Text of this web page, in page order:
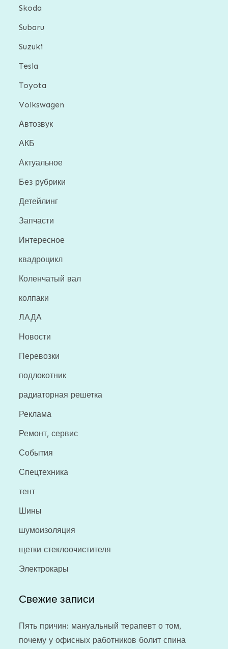
Skoda
Subaru
Suzuki
Tesla
Toyota
Volkswagen
Автозвук
АКБ
Актуальное
Без рубрики
Детейлинг
Запчасти
Интересное
квадроцикл
Коленчатый вал
колпаки
ЛАДА
Новости
Перевозки
подлокотник
радиаторная решетка
Реклама
Ремонт, сервис
События
Спецтехника
тент
Шины
шумоизоляция
щетки стеклоочистителя
Электрокары
Свежие записи
Пять причин: мануальный терапевт о том,
почему у офисных работников болит спина